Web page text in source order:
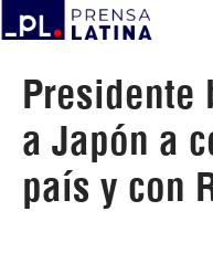
Presidente
a Japón a
país y con